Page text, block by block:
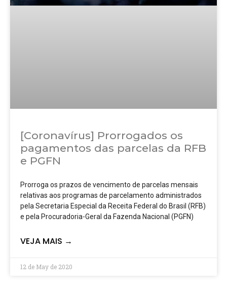
[Coronavírus] Prorrogados os
pagamentos das parcelas da RFB
e PGFN
Prorroga os prazos de vencimento de parcelas mensais
relativas aos programas de parcelamento administrados
pela Secretaria Especial da Receita Federal do Brasil (RFB)
e pela Procuradoria-Geral da Fazenda Nacional (PGFN)
VEJA MAIS →
12 de May de 2020